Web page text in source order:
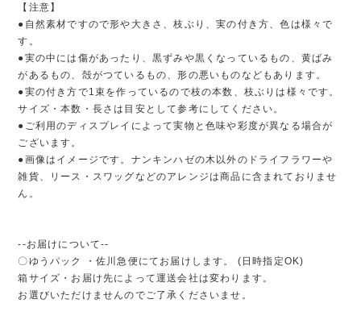
【注意】
●自然素材ですので形や大きさ、枝ぶり、実の付き方、色は様々で
す。
●実の中には傷があったり、黒ずみや黒くなっているもの、黄ばみ
があるもの、殻がつているもの、形の悪いものなどもあります。
●実の付き方で1束を作っているので枝の本数、枝ぶりは様々です。
サイズ・本数・長さは目安として参考にしてください。
●ご利用のディスプレイによって実物と色味や彩度が異なる場合が
ございます。
●画像はイメージです。ナンキンハゼの木以外のドライフラワーや
雑貨、リース・スワッグなどのアレンジは商品に含まれておりませ
ん。
--お届けについて--
〇ゆうパック ・佐川急便にてお届けします。 (日時指定OK)
箱サイズ・お届け先によって運送会社は変わります。
お選びいただけませんのでご了承くださいませ。